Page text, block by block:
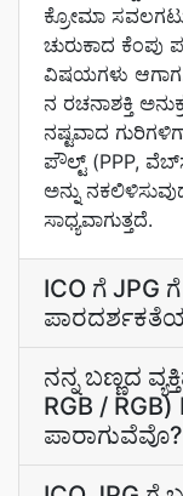
ಕ್ರೋಮಾ
ಚುರುಕಾದ ಕೆಂಪು
ವಿಷಯಗಳು
ನ ರಚನಾಶಕ್ತಿ
ನಷ್ಟವಾದ
ಪೌಲ್ಟ್‌ (PPP,
ಅನ್ನು
ಸಾಧ್ಯವಾಗುತ್ತದೆ.
ICO ಗೆ
ನನ್ನ ಬಣ್ಣದ
RGB /
ಪಾರಾಗುವೆವೊ?